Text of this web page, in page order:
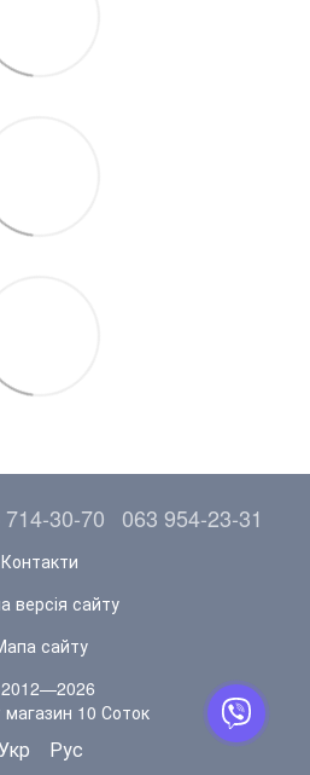
714-30-70 063 954-23-31
Контакти
версія сайту
сайту
магазин 10 Соток
Рус